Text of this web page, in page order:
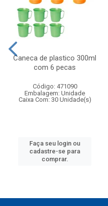
Caneca de plastico 300ml
com 6 pecas
Código: 471090
Embalagem: Unidade
Caixa Com: 30 Unidade(s)
Faça seu login ou
cadastre-se para
comprar.